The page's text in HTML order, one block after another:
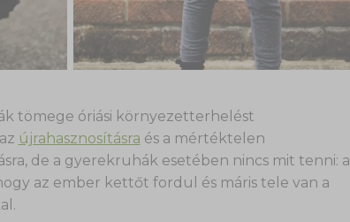
tömege óriási környezetterhelést
újrahasznosításra és a mértéktelen
de a gyerekruhák esetében nincs mit tenni: a
az ember kettőt fordul és máris tele van a